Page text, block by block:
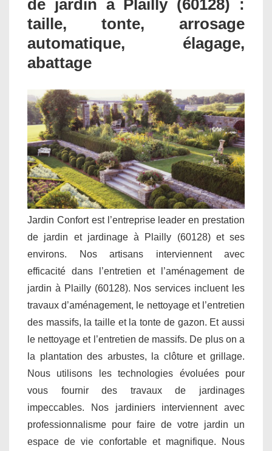
de jardin à Plailly (60128) :
taille, tonte, arrosage
automatique, élagage,
abattage
Jardin Confort est l’entreprise leader en prestation
de jardin et jardinage à Plailly (60128) et ses
environs. Nos artisans interviennent avec
efficacité dans l’entretien et l’aménagement de
jardin à Plailly (60128). Nos services incluent les
travaux d’aménagement, le nettoyage et l’entretien
des massifs, la taille et la tonte de gazon. Et aussi
le nettoyage et l’entretien de massifs. De plus on a
la plantation des arbustes, la clôture et grillage.
Nous utilisons les technologies évoluées pour
vous fournir des travaux de jardinages
impeccables. Nos jardiniers interviennent avec
professionnalisme pour faire de votre jardin un
espace de vie confortable et magnifique. Nous